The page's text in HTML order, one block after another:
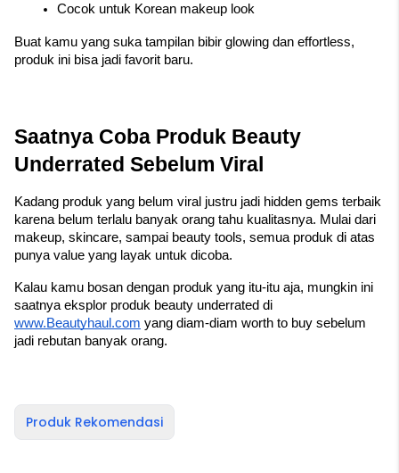
Cocok untuk Korean makeup look
Buat kamu yang suka tampilan bibir glowing dan effortless,
produk ini bisa jadi favorit baru.
Saatnya Coba Produk Beauty
Underrated Sebelum Viral
Kadang produk yang belum viral justru jadi hidden gems terbaik
karena belum terlalu banyak orang tahu kualitasnya. Mulai dari
makeup, skincare, sampai beauty tools, semua produk di atas
punya value yang layak untuk dicoba.
Kalau kamu bosan dengan produk yang itu-itu aja, mungkin ini
www.Beautyhaul.com yang diam-diam worth to buy sebelum
jadi rebutan banyak orang.
Produk Rekomendasi